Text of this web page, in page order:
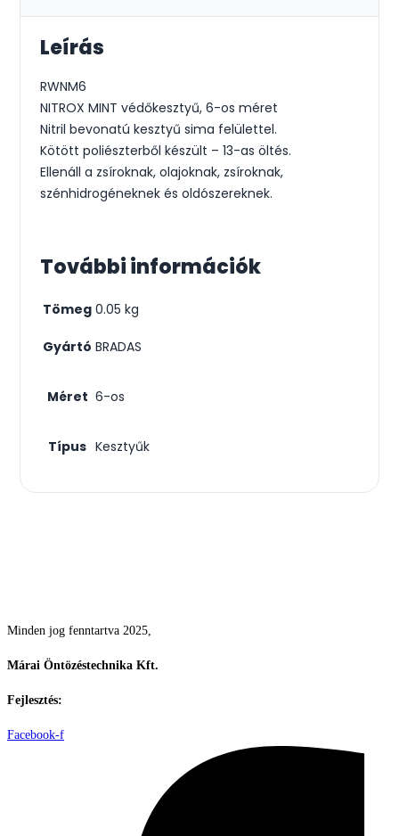
Leírás
RWNM6
NITROX MINT védőkesztyű, 6-os méret
Nitril bevonatú kesztyű sima felülettel.
Kötött poliészterből készült – 13-as öltés.
Ellenáll a zsíroknak, olajoknak, zsíroknak,
szénhidrogéneknek és oldószereknek.
További információk
Tömeg 0.05 kg
Gyártó BRADAS
Méret 6-os
Típus Kesztyűk
Minden jog fenntartva 2025,
Márai Öntözéstechnika Kft.
Fejlesztés:
Facebook-f